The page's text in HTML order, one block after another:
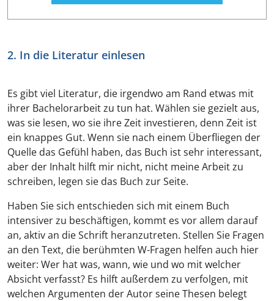
2. In die Literatur einlesen
Es gibt viel Literatur, die irgendwo am Rand etwas mit
ihrer Bachelorarbeit zu tun hat. Wählen sie gezielt aus,
was sie lesen, wo sie ihre Zeit investieren, denn Zeit ist
ein knappes Gut. Wenn sie nach einem Überfliegen der
Quelle das Gefühl haben, das Buch ist sehr interessant,
aber der Inhalt hilft mir nicht, nicht meine Arbeit zu
schreiben, legen sie das Buch zur Seite.
Haben Sie sich entschieden sich mit einem Buch
intensiver zu beschäftigen, kommt es vor allem darauf
an, aktiv an die Schrift heranzutreten. Stellen Sie Fragen
an den Text, die berühmten W-Fragen helfen auch hier
weiter: Wer hat was, wann, wie und wo mit welcher
Absicht verfasst? Es hilft außerdem zu verfolgen, mit
welchen Argumenten der Autor seine Thesen belegt